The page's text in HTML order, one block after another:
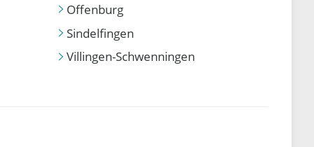
Offenburg
Sindelfingen
Villingen-Schwenningen